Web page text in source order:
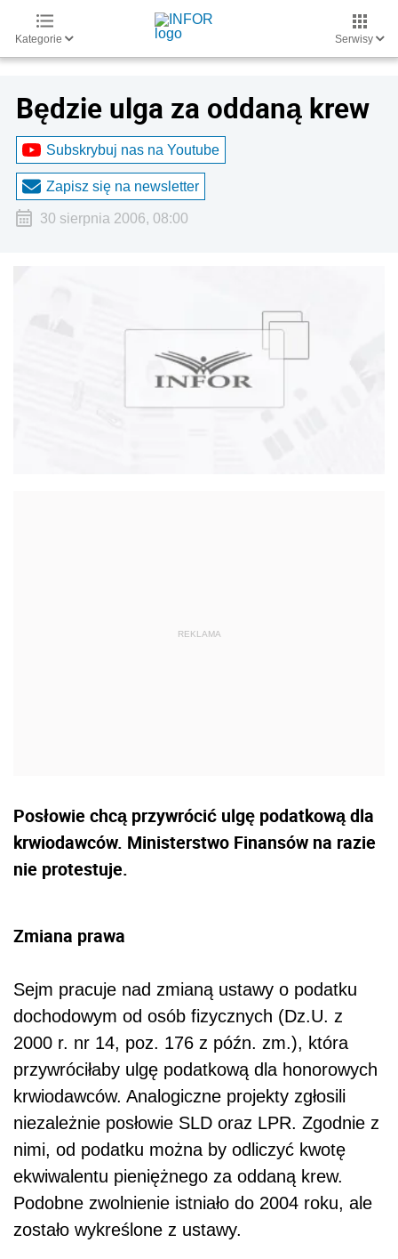
Kategorie Serwisy
Będzie ulga za oddaną krew
Subskrybuj nas na Youtube
Zapisz się na newsletter
30 sierpnia 2006, 08:00
Posłowie chcą przywrócić ulgę podatkową dla
krwiodawców. Ministerstwo Finansów na razie
nie protestuje.
Zmiana prawa
Sejm pracuje nad zmianą ustawy o podatku
dochodowym od osób fizycznych (Dz.U. z
2000 r. nr 14, poz. 176 z późn. zm.), która
przywróciłaby ulgę podatkową dla honorowych
krwiodawców. Analogiczne projekty zgłosili
niezależnie posłowie SLD oraz LPR. Zgodnie z
nimi, od podatku można by odliczyć kwotę
ekwiwalentu pieniężnego za oddaną krew.
Podobne zwolnienie istniało do 2004 roku, ale
zostało wykreślone z ustawy.